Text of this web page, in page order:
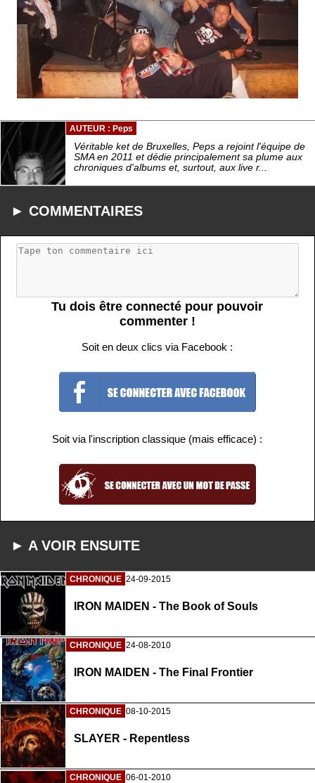
AUTEUR : Peps
Véritable ket de Bruxelles, Peps a rejoint l'équipe de
SMA en 2011 et dédie principalement sa plume aux
chroniques d'albums et, surtout, aux live r...
► COMMENTAIRES
Tu dois être connecté pour pouvoir
commenter !
Soit en deux clics via Facebook :
Soit via l'inscription classique (mais efficace) :
► A VOIR ENSUITE
CHRONIQUE 24-09-2015
IRON MAIDEN - The Book of Souls
CHRONIQUE 24-08-2010
IRON MAIDEN - The Final Frontier
CHRONIQUE 08-10-2015
SLAYER - Repentless
CHRONIQUE 06-01-2010